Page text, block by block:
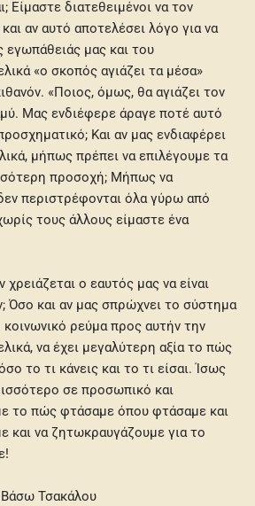
Είμαστε διατεθειμένοι να τον
αν αυτό αποτελέσει λόγο για να
μας και του
«ο σκοπός αγιάζει τα μέσα»
«Ποιος, όμως, θα αγιάζει τον
Μας ενδιέφερε άραγε ποτέ αυτό
Και αν μας ενδιαφέρει
μήπως πρέπει να επιλέγουμε τα
προσοχή; Μήπως να
περιστρέφονται όλα γύρω από
τους άλλους είμαστε ένα
ο εαυτός μας να είναι
Όσο και αν μας σπρώχνει το σύστημα
κοινωνικό ρεύμα προς αυτήν την
να έχει μεγαλύτερη αξία το πώς
το τι κάνεις και το τι είσαι. Ίσως
σε προσωπικό και
το πώς φτάσαμε όπου φτάσαμε και
και να ζητωκραυγάζουμε για το
Βάσω Τσακάλου